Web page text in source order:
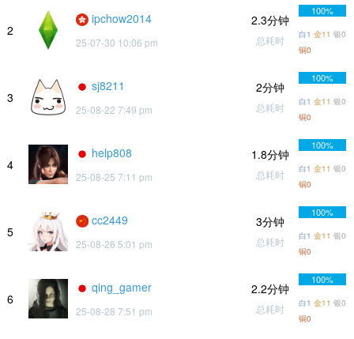
2
ipchow2014
25-07-30 10:06 pm
2.3分钟
总耗时
100%
白1 金11 银0
铜0
3
sj8211
25-08-22 7:49 pm
2分钟
总耗时
100%
白1 金11 银0
铜0
4
help808
25-08-25 7:11 pm
1.8分钟
总耗时
100%
白1 金11 银0
铜0
5
cc2449
25-08-26 5:01 pm
3分钟
总耗时
100%
白1 金11 银0
铜0
6
qing_gamer
25-08-28 7:51 pm
2.2分钟
总耗时
100%
白1 金11 银0
铜0